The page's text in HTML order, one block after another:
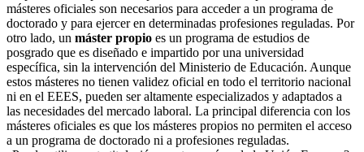
másteres oficiales son necesarios para acceder a un programa de
doctorado y para ejercer en determinadas profesiones reguladas. Por
otro lado, un máster propio es un programa de estudios de
posgrado que es diseñado e impartido por una universidad
específica, sin la intervención del Ministerio de Educación. Aunque
estos másteres no tienen validez oficial en todo el territorio nacional
ni en el EEES, pueden ser altamente especializados y adaptados a
las necesidades del mercado laboral. La principal diferencia con los
másteres oficiales es que los másteres propios no permiten el acceso
a un programa de doctorado ni a profesiones reguladas.